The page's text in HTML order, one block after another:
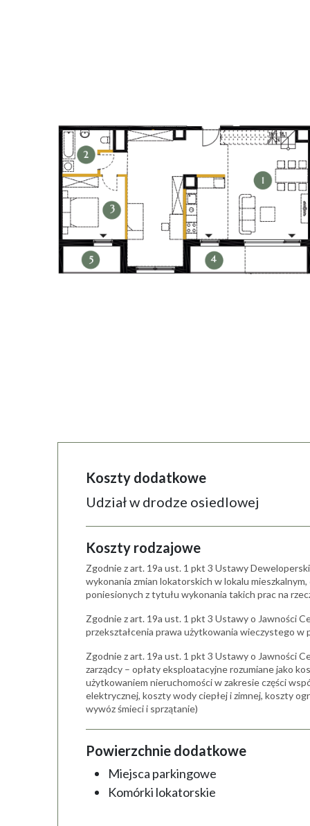
Koszty dodatkowe
Udział w drodze osiedlowej
Koszty rodzajowe
Zgodnie z art. 19a ust. 1 pkt 3 Ustawy
wykonania zmian lokatorskich w lokalu
poniesionych z tytułu wykonania takich prac na
Zgodnie z art. 19a ust. 1 pkt 3 Ustawy o Jawności
przekształcenia prawa użytkowania wieczystego w
Zgodnie z art. 19a ust. 1 pkt 3 Ustawy o Jawności
zarządcy – opłaty eksploatacyjne rozumiane jako
użytkowaniem nieruchomości w zakresie części
elektrycznej, koszty wody ciepłej i zimnej, koszty
wywóz śmieci i sprzątanie)
Powierzchnie dodatkowe
Miejsca parkingowe
Komórki lokatorskie